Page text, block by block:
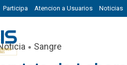
Participa Atencion a Usuarios Noticias
Sangre